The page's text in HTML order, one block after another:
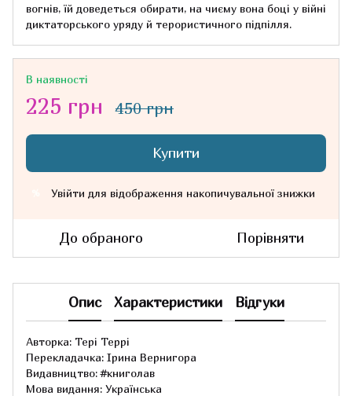
вогнів, їй доведеться обирати, на чиєму вона боці у війні
диктаторського уряду й терористичного підпілля.
В наявності
225 грн 450 грн
Купити
Увійти для відображення накопичувальної знижки
До обраного Порівняти
Опис Характеристики Відгуки
Авторка: Тері Террі
Перекладачка: Ірина Вернигора
Видавництво: #книголав
Мова видання: Українська